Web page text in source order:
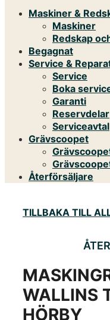
Maskiner &
Maskiner
Redskap
Begagnat
Service &
Service
Boka
Garanti
Reservdelar
Serviceavtal
Grävscoopet
Återförsäljare
TILLBAKA TILL
WALLINS
HÖRBY